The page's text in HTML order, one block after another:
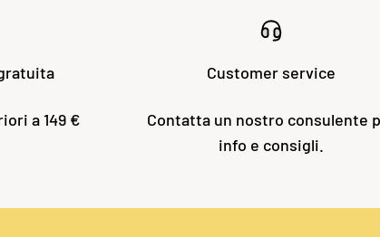
a 149 €
Customer service
Contatta un nostro consulente
info e consigli.